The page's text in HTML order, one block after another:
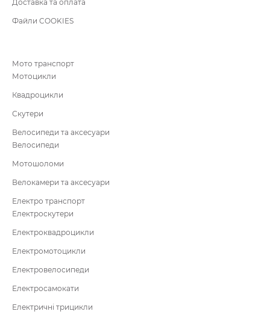
Доставка та оплата
Файли COOKIES
Мото транспорт
Мотоцикли
Квадроцикли
Скутери
Велосипеди та аксесуари
Велосипеди
Мотошоломи
Велокамери та аксесуари
Електро транспорт
Електроскутери
Електроквадроцикли
Електромотоцикли
Електровелосипеди
Електросамокати
Електричні трицикли